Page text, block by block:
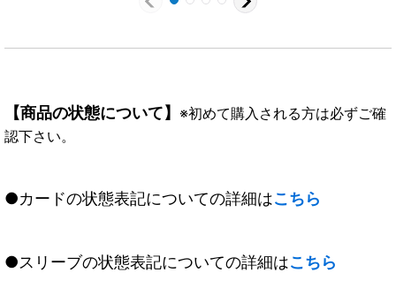
【商品の状態について】 ※初めて購入される方は必ずご確
認下さい。
●カードの状態表記についての詳細はこちら
●スリーブの状態表記についての詳細はこちら